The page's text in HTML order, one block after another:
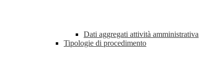
Dati aggregati attività amministrativa
Tipologie di procedimento